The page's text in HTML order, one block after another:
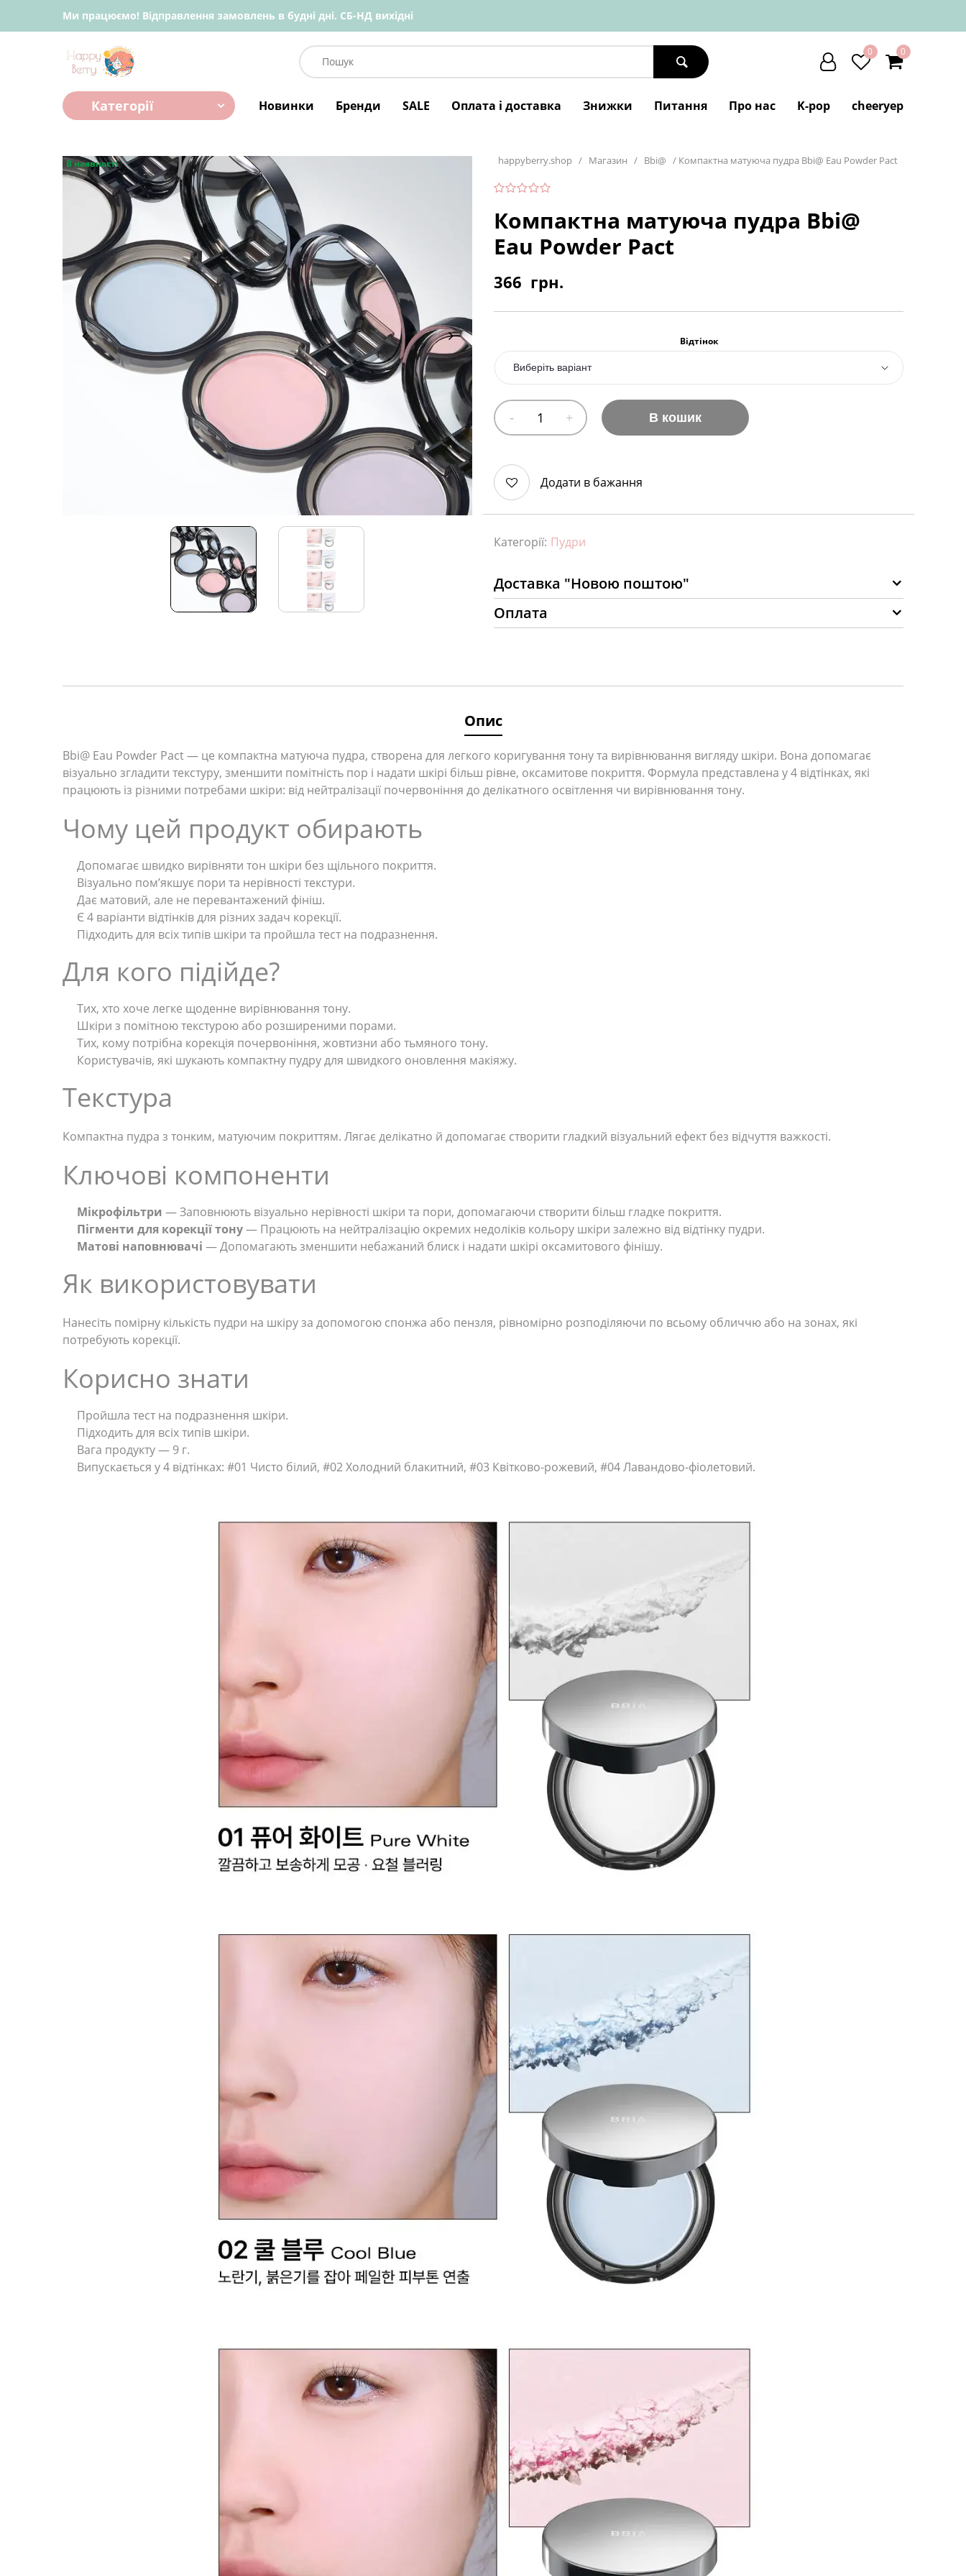
Ми працюємо! Відправлення замовлень в будні дні. СБ-НД вихідні
0 0
Категорії Новинки Бренди SALE Оплата і доставка Знижки Питання Про нас K-pop cheeryep
В наявності happyberry.shop / Магазин / Bbi@ / Компактна матуюча пудра Bbi@ Eau Powder Pact
Компактна матуюча пудра Bbi@
Eau Powder Pact
366 грн.
Відтінок
В кошик
Додати в бажання
Категорії: Пудри
Доставка "Новою поштою"
Оплата
Опис
Bbi@ Eau Powder Pact — це компактна матуюча пудра, створена для легкого коригування тону та вирівнювання вигляду шкіри. Вона допомагає
візуально згладити текстуру, зменшити помітність пор і надати шкірі більш рівне, оксамитове покриття. Формула представлена у 4 відтінках, які
працюють із різними потребами шкіри: від нейтралізації почервоніння до делікатного освітлення чи вирівнювання тону.
Чому цей продукт обирають
Допомагає швидко вирівняти тон шкіри без щільного покриття.
Візуально пом’якшує пори та нерівності текстури.
Дає матовий, але не перевантажений фініш.
Є 4 варіанти відтінків для різних задач корекції.
Підходить для всіх типів шкіри та пройшла тест на подразнення.
Для кого підійде?
Тих, хто хоче легке щоденне вирівнювання тону.
Шкіри з помітною текстурою або розширеними порами.
Тих, кому потрібна корекція почервоніння, жовтизни або тьмяного тону.
Користувачів, які шукають компактну пудру для швидкого оновлення макіяжу.
Текстура
Компактна пудра з тонким, матуючим покриттям. Лягає делікатно й допомагає створити гладкий візуальний ефект без відчуття важкості.
Ключові компоненти
Мікрофільтри — Заповнюють візуально нерівності шкіри та пори, допомагаючи створити більш гладке покриття.
Пігменти для корекції тону— Працюють на нейтралізацію окремих недоліків кольору шкіри залежно від відтінку пудри.
Матові наповнювачі — Допомагають зменшити небажаний блиск і надати шкірі оксамитового фінішу.
Як використовувати
Нанесіть помірну кількість пудри на шкіру за допомогою спонжа або пензля, рівномірно розподіляючи по всьому обличчю або на зонах, які
потребують корекції.
Корисно знати
Пройшла тест на подразнення шкіри.
Підходить для всіх типів шкіри.
Вага продукту — 9 г.
Випускається у 4 відтінках: #01 Чисто білий, #02 Холодний блакитний, #03 Квітково-рожевий, #04 Лавандово-фіолетовий.